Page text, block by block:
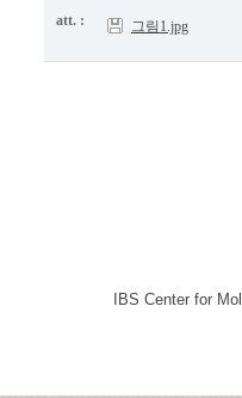
att. : 그림1.jpg
IBS Center for